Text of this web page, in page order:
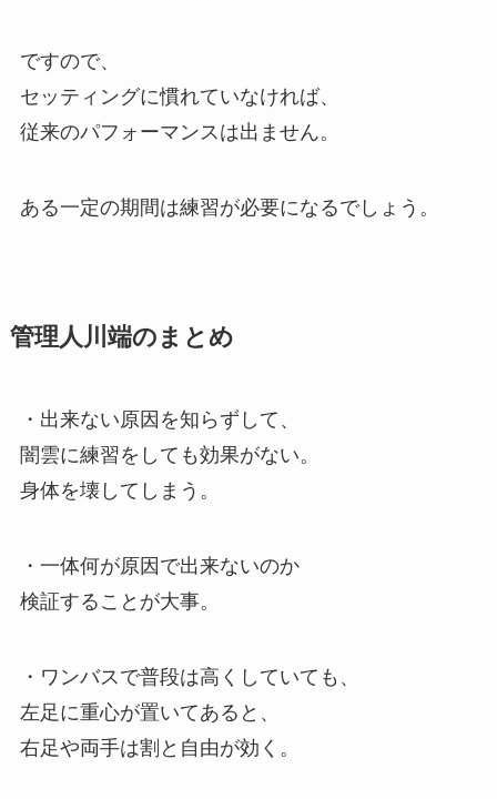
ですので、
セッティングに慣れていなければ、
従来のパフォーマンスは出ません。
ある一定の期間は練習が必要になるでしょう。
管理人川端のまとめ
・出来ない原因を知らずして、
闇雲に練習をしても効果がない。
身体を壊してしまう。
・一体何が原因で出来ないのか
検証することが大事。
・ワンバスで普段は高くしていても、
左足に重心が置いてあると、
右足や両手は割と自由が効く。